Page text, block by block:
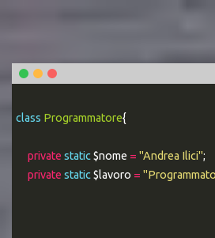
class Programmatore{
private static$nome = "Andrea Ilici";
private static$lavoro =